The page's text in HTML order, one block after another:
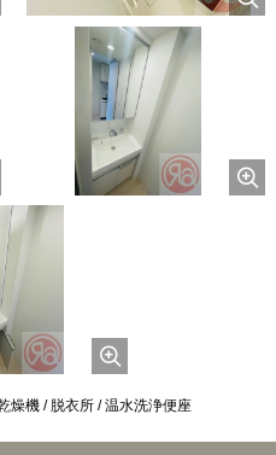
燥機 / 脱衣所 / 温水洗浄便座